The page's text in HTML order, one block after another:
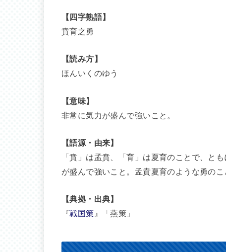
【四字熟語】
賁育之勇
【読み方】
ほんいくのゆう
【意味】
非常に気力が盛んで強いこと。
【語源・由来】
「賁」は孟賁、「育」は夏育のことで、と
が盛んで強いこと。孟賁夏育のような勇のこ
【典拠・出典】
『戦国策 』「燕策」